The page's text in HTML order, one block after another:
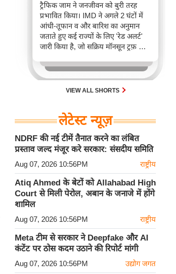
ट्रैफिक जाम ने जनजीवन को बुरी तरह
प्रभावित किया। IMD ने अगले 2 घंटों में
आंधी-तूफान व और बारिश का अनुमान
जताते हुए कई राज्यों के लिए 'रेड अलर्ट'
जारी किया है, जो सक्रिय मॉनसून ट्रफ़ और
जिससे यातायात बाधित होने के साथ-साथ
सफदरजंग अस्पताल में भी जलभराव की
स्थिति बनी।VIEW ALL SHORTS
लेटेस्ट न्यूज़
NDRF की नई टीमें तैनात करने का लंबित
प्रस्ताव जल्द मंजूर करे सरकार: संसदीय समिति
Aug 07, 2026 10:56PM राष्ट्रीय
Atiq Ahmed के बेटों को Allahabad High
Court से मिली पेरोल, अबान के जनाजे में होंगे
शामिल
Aug 07, 2026 10:56PM राष्ट्रीय
Meta टीम से सरकार ने Deepfake और AI
कंटेंट पर ठोस कदम उठाने की रिपोर्ट मांगी
Aug 07, 2026 10:56PM उद्योग जगत